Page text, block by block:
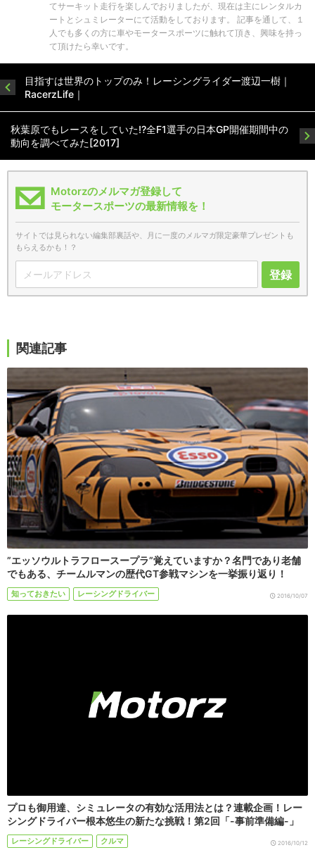
てサーキット走行を楽しんでおりましたが、現在は主にレンタルカ
ートとシュミレーターにて活動をしております。 記事を通して、１
人でも多くの方に車やモータースポーツに触れて頂き、興味を持っ
て頂けたら幸いです。
目指すは世界のトップのみ！レーシングライダー渡辺一樹｜
RacerzLife｜
秋葉原でもレースをしていた!?全F1選手の日本GP開催期間中の
動向を調べてみた[2017]
Motorzのメルマガ登録して
モータースポーツの最新情報を！
サイトでは見られない編集部裏話や、月に一度のメルマガ限定豪華プレゼントも
もらえるかも！？
登録
関連記事
”エッソウルトラフロースープラ”覚えていますか？名門であり老舗
でもある、チームルマンの歴代GT参戦マシンを一挙振り返り！
知っておきたい レーシングドライバー 2016/10/07
プロも御用達、シミュレータの有効な活用法とは？連載企画！レー
シングドライバー根本悠生の新たな挑戦！第2回「-事前準備編-」
レーシングドライバー クルマ 2016/10/12